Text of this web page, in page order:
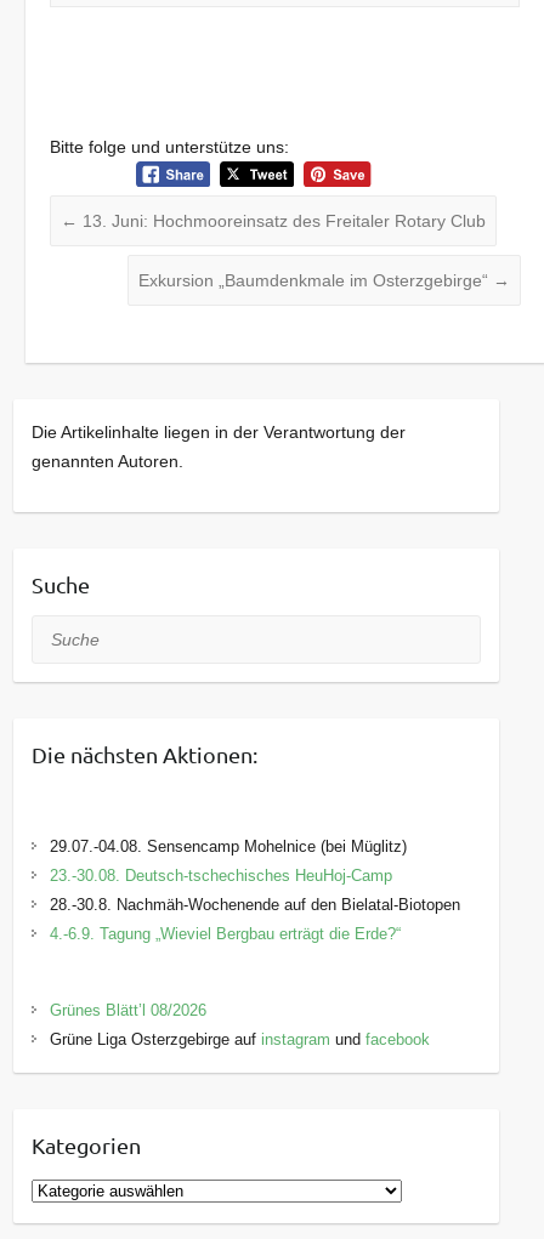
Bitte folge und unterstütze uns:
← 13. Juni: Hochmooreinsatz des Freitaler Rotary Club
Exkursion „Baumdenkmale im Osterzgebirge“ →
Die Artikelinhalte liegen in der Verantwortung der
genannten Autoren.
Suche
Suche
Die nächsten Aktionen:
29.07.-04.08. Sensencamp Mohelnice (bei Müglitz)
23.-30.08. Deutsch-tschechisches HeuHoj-Camp
28.-30.8. Nachmäh-Wochenende auf den Bielatal-Biotopen
4.-6.9. Tagung „Wieviel Bergbau erträgt die Erde?“
Grünes Blätt’l 08/2026
Grüne Liga Osterzgebirge auf instagram undfacebook
Kategorien
K
a